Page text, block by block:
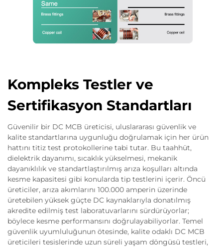
Kompleks Testler ve
Sertifikasyon Standartları
Güvenilir bir DC MCB üreticisi, uluslararası güvenlik ve
kalite standartlarına uygunluğu doğrulamak için her ürün
hattını titiz test protokollerine tabi tutar. Bu taahhüt,
dielektrik dayanımı, sıcaklık yükselmesi, mekanik
dayanıklılık ve standartlaştırılmış arıza koşulları altında
kesme kapasitesi gibi konularda tip testlerini içerir. Öncü
üreticiler, arıza akımlarını 100.000 amperin üzerinde
üretebilen yüksek güçte DC kaynaklarıyla donatılmış
akredite edilmiş test laboratuvarlarını sürdürüyorlar;
böylece kesme performansını doğrulayabiliyorlar. Temel
güvenlik uyumluluğunun ötesinde, kalite odaklı DC MCB
üreticileri tesislerinde uzun süreli yaşam döngüsü testleri,